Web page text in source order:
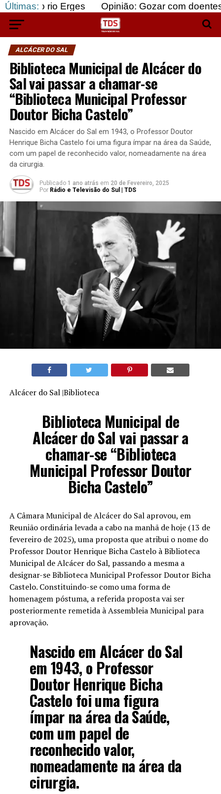
Últimas:
Erges Opinião: Gozar com doentes e bajular
ALCÁCER DO SAL
Biblioteca Municipal de Alcácer do
Sal vai passar a chamar-se
“Biblioteca Municipal Professor
Doutor Bicha Castelo”
Nascido em Alcácer do Sal em 1943, o Professor Doutor
Henrique Bicha Castelo foi uma figura ímpar na área da Saúde,
com um papel de reconhecido valor, nomeadamente na área
da cirurgia.
Publicado 1 ano atrás em 20 de Fevereiro, 2025
Por Rádio e Televisão do Sul | TDS
Alcácer do Sal |Biblioteca
Biblioteca Municipal de
Alcácer do Sal vai passar a
chamar-se “Biblioteca
Municipal Professor Doutor
Bicha Castelo”
A Câmara Municipal de Alcácer do Sal aprovou, em
Reunião ordinária levada a cabo na manhã de hoje (13 de
fevereiro de 2025), uma proposta que atribui o nome do
Professor Doutor Henrique Bicha Castelo à Biblioteca
Municipal de Alcácer do Sal, passando a mesma a
designar-se Biblioteca Municipal Professor Doutor Bicha
Castelo. Constituindo-se como uma forma de
homenagem póstuma, a referida proposta vai ser
posteriormente remetida à Assembleia Municipal para
aprovação.
Nascido em Alcácer do Sal
em 1943, o Professor
Doutor Henrique Bicha
Castelo foi uma figura
ímpar na área da Saúde,
com um papel de
reconhecido valor,
nomeadamente na área da
cirurgia.